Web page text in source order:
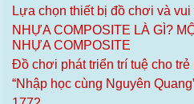
Lựa chọn thiết bị đồ chơi và
NHỰA COMPOSITE LÀ GÌ?
NHỰA COMPOSITE
Đồ chơi phát triển trí tuệ cho trẻ
“Nhập học cùng Nguyên